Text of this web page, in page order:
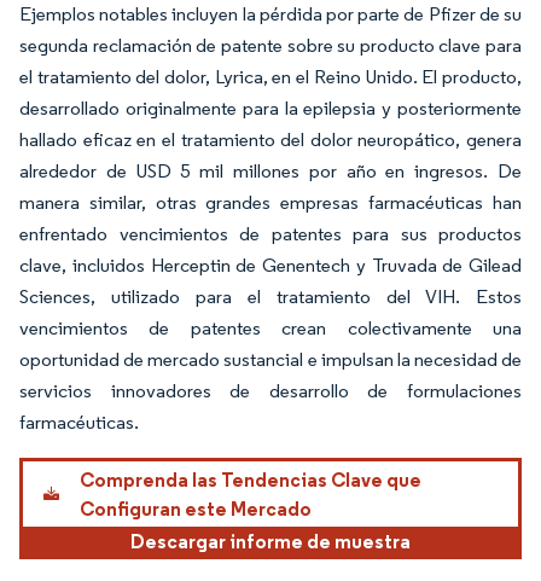
Ejemplos notables incluyen la pérdida por parte de Pfizer de su
segunda reclamación de patente sobre su producto clave para
el tratamiento del dolor, Lyrica, en el Reino Unido. El producto,
desarrollado originalmente para la epilepsia y posteriormente
hallado eficaz en el tratamiento del dolor neuropático, genera
alrededor de USD 5 mil millones por año en ingresos. De
manera similar, otras grandes empresas farmacéuticas han
enfrentado vencimientos de patentes para sus productos
clave, incluidos Herceptin de Genentech y Truvada de Gilead
Sciences, utilizado para el tratamiento del VIH. Estos
vencimientos de patentes crean colectivamente una
oportunidad de mercado sustancial e impulsan la necesidad de
servicios innovadores de desarrollo de formulaciones
farmacéuticas.
Comprenda las Tendencias Clave que
Configuran este Mercado
Descargar informe de muestra